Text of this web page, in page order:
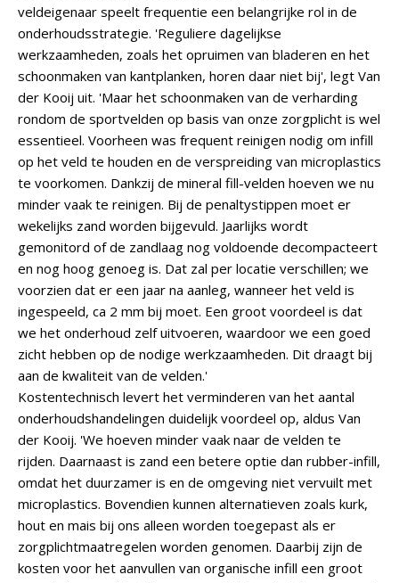
veldeigenaar speelt frequentie een belangrijke rol in de
onderhoudsstrategie. 'Reguliere dagelijkse
werkzaamheden, zoals het opruimen van bladeren en het
schoonmaken van kantplanken, horen daar niet bij', legt Van
der Kooij uit. 'Maar het schoonmaken van de verharding
rondom de sportvelden op basis van onze zorgplicht is wel
essentieel. Voorheen was frequent reinigen nodig om infill
op het veld te houden en de verspreiding van microplastics
te voorkomen. Dankzij de mineral fill-velden hoeven we nu
minder vaak te reinigen. Bij de penaltystippen moet er
wekelijks zand worden bijgevuld. Jaarlijks wordt
gemonitord of de zandlaag nog voldoende decompacteert
en nog hoog genoeg is. Dat zal per locatie verschillen; we
voorzien dat er een jaar na aanleg, wanneer het veld is
ingespeeld, ca 2 mm bij moet. Een groot voordeel is dat
we het onderhoud zelf uitvoeren, waardoor we een goed
zicht hebben op de nodige werkzaamheden. Dit draagt bij
aan de kwaliteit van de velden.'
Kostentechnisch levert het verminderen van het aantal
onderhoudshandelingen duidelijk voordeel op, aldus Van
der Kooij. 'We hoeven minder vaak naar de velden te
rijden. Daarnaast is zand een betere optie dan rubber-infill,
omdat het duurzamer is en de omgeving niet vervuilt met
microplastics. Bovendien kunnen alternatieven zoals kurk,
hout en mais bij ons alleen worden toegepast als er
zorgplichtmaatregelen worden genomen. Daarbij zijn de
kosten voor het aanvullen van organische infill een groot